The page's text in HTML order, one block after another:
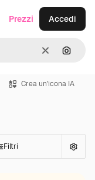
CancellaCerca
Prezzi Accedi
Crea un'icona IA
Filtri